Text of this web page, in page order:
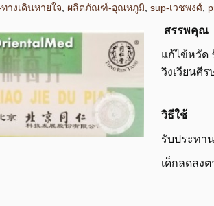
งเดินหายใจ ผลิตภัณฑ์-อุณหภูมิ ,sup-เวชพงศ์
สรรพคุณ
แก้ไข้หวัด
วิงเวียนศีร
วิธีใช้
รับประทา
เด็กลดลง